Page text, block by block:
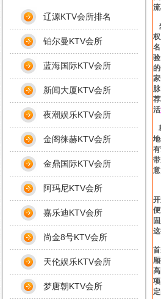
活
辽源KTV会所排名
铂尔曼KTV会所
蓝海国际KTV会所
新闻大厦KTV会所
夜潮娱乐KTV会所
金阁徕赫KTV会所
金鼎国际KTV会所
阿玛尼KTV会所
嘉乐迪KTV会所
尚金8号KTV会所
天伦娱乐KTV会所
梦唐朝KTV会所